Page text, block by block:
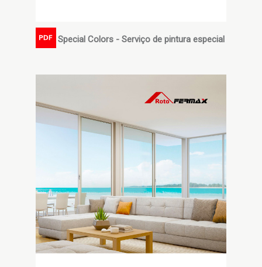
PDFSpecial Colors - Serviço de pintura especial